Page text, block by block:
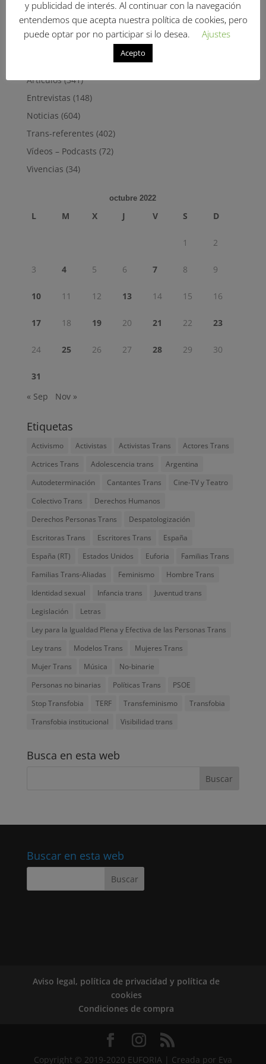
lo mantuvieron entre tres y seis años después,
tiempo que dura el seguimiento(más…)
Facebook
WhatsApp
Compartir
Artículos(341)
Entrevistas (148)
Noticias (604)
Trans-referentes (402)
Vídeos – Podcasts (72)
Vivencias (34)
octubre 2022
L M X J V S D
1 2
3 4 5 6 7 8 9
10 11 12 13 14 15 16
17 18 19 20 21 22 23
24 25 26 27 28 29 30
31
« Sep
Nov »
Etiquetas
Activismo Activistas Activistas Trans
Actores Trans
Actrices Trans
Adolescencia trans
Argentina
Autodeterminación
Cantantes Trans
Cine-TV y Teatro
Colectivo Trans
Derechos Humanos
Derechos Personas Trans
Despatologización
Escritoras Trans
Escritores Trans
España
España (RT)
Estados Unidos Euforia
Familias Trans
Familias Trans-Aliadas
Feminismo
Hombre Trans
Identidad sexual
Infancia trans
Juventud trans
Legislación
Letras
Ley para la Igualdad Plena y Efectiva de las Personas Trans
Ley trans
Modelos Trans
Mujeres Trans
Mujer Trans
Música
No-binarie
Personas no binarias
Políticas Trans
PSOE
Stop Transfobia
TERF Transfeminismo
Transfobia
Transfobia institucional
Visibilidad trans
Busca en esta web
Buscar en esta web
Aviso legal, política de privacidad y política de
cookies
Condiciones de compra
Copyright © 2019-2020 EUFORIA | Creada por Eva
y publicidad de interés. Al continuar con la navegación
entendemos que acepta nuestra política de cookies, pero
puede optar por no participar si lo desea.
Ajustes
Acepto